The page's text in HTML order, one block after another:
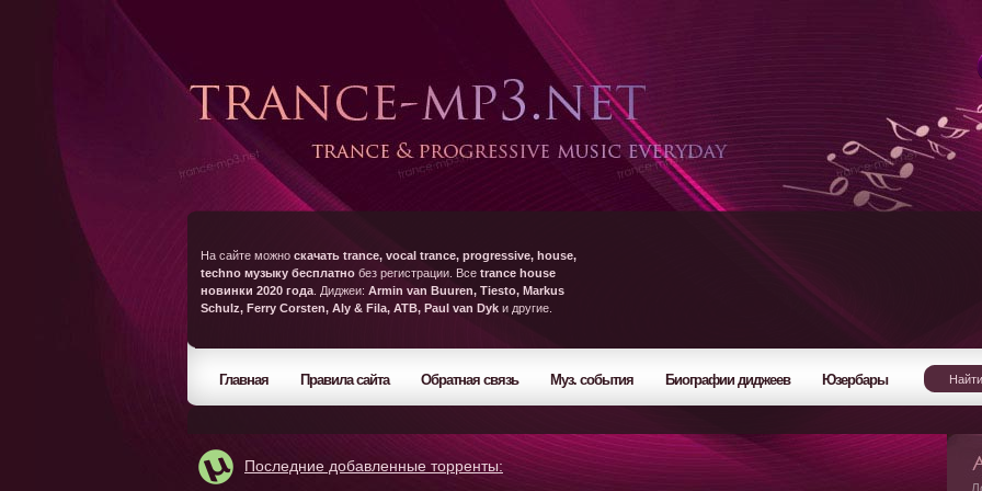
На сайте можно скачать trance, vocal trance, progressive, house,
techno музыку бесплатно без регистрации. Все trance house
новинки 2020 года . Диджеи: Armin van Buuren, Tiesto, Markus
Schulz, Ferry Corsten, Aly & Fila, ATB, Paul van Dyk и другие.
Главная Правила сайта Обратная связь Муз. события Биографии диджеев Юзербары
Последние добавленные торренты: